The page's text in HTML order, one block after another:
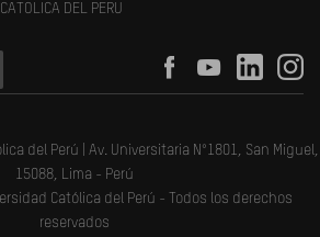
DEL PERU
del Perú | Av. Universitaria N°1801, San Miguel,
15088, Lima - Perú
Católica del Perú - Todos los derechos
reservados